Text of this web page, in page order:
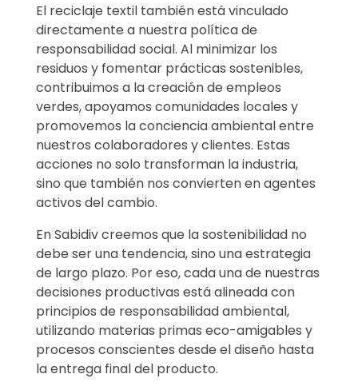
El reciclaje textil también está vinculado
directamente a nuestra política de
responsabilidad social. Al minimizar los
residuos y fomentar prácticas sostenibles,
contribuimos a la creación de empleos
verdes, apoyamos comunidades locales y
promovemos la conciencia ambiental entre
nuestros colaboradores y clientes. Estas
acciones no solo transforman la industria,
sino que también nos convierten en agentes
activos del cambio.
En Sabidiv creemos que la sostenibilidad no
debe ser una tendencia, sino una estrategia
de largo plazo. Por eso, cada una de nuestras
decisiones productivas está alineada con
principios de responsabilidad ambiental,
utilizando materias primas eco-amigables y
procesos conscientes desde el diseño hasta
la entrega final del producto.